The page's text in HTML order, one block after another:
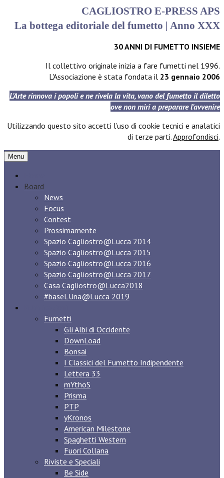
CAGLIOSTRO E-PRESS APS
La bottega editoriale del fumetto | Anno XXX
30 ANNI DI FUMETTO INSIEME
Il collettivo originale inizia a fare fumetti nel 1996.
L'Associazione è stata fondata il 23 gennaio 2006
L'Arte rinnova i popoli e ne rivela la vita, vano del fumetto il diletto
ove non miri a preparare l'avvenire
Utilizzando questo sito accetti l’uso di cookie tecnici e analatici
di terze parti.Approfondisci.
Menu
Board
News
Focus
Contest
Prossimamente
Spazio Cagliostro@Lucca 2014
Spazio Cagliostro@Lucca 2015
Spazio Cagliostro@Lucca 2016
Spazio Cagliostro@Lucca 2017
Casa Cagliostro@Lucca2018
#baseLUna@Lucca 2019
Fumetti
Gli Albi di Occidente
DownLoad
Bonsai
I Classici del Fumetto Indipendente
Lettera 33
mYthoS
Prisma
PTP
yKronos
American Milestone
Spaghetti Western
Fuori Collana
Riviste e Speciali
Be Side